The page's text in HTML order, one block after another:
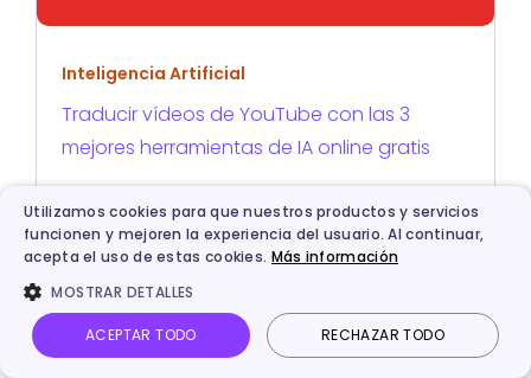
Inteligencia Artificial
Traducir vídeos de YouTube con las 3
mejores herramientas de IA online gratis
SOBRE EL AUTOR
Utilizamos cookies para que nuestros productos y servicios
funcionen y mejoren la experiencia del usuario. Al continuar,
acepta el uso de estas cookies. Más información
MOSTRAR DETALLES
ACEPTAR TODO RECHAZAR TODO